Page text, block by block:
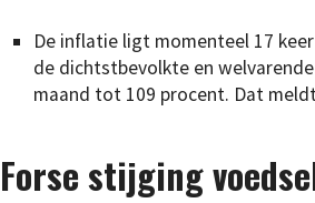
De inflatie ligt momenteel 17
de dichtstbevolkte en
maand tot 109 procent. Dat
Forse stijging